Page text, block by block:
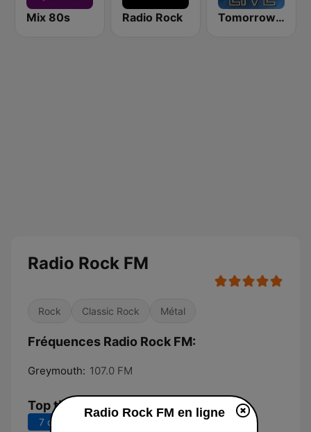
Mix 80s Radio Rock Tomorrowland Live
Radio Rock FM
Rock Classic Rock Métal
Fréquences Radio Rock FM:
Greymouth: 107.0 FM
Top titres
7 derniers jours 30 derniers jours
Radio Rock FM en ligne